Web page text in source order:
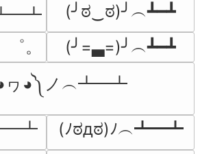
┻━┻
(╯ಠ‿ಠ)╯︵┻━┻
。
(╯=▃=)╯︵┻━┻
ヮ◕༽ノ︵┻━┻
(ﾉಠдಠ)ﾉ︵┻━┻